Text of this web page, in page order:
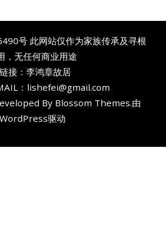
号 此网站仅作为家族传承及寻根
，无任何商业用途
接： 李鸿章故居
：lishefei@gmail.com
By Blossom Themes.由
WordPress驱动